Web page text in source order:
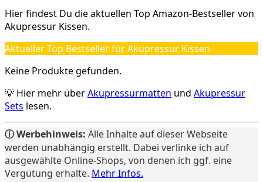
Hier findest Du die aktuellen Top Amazon-Bestseller von
Akupressur Kissen.
Aktueller Top Bestseller für Akupressur Kissen
Keine Produkte gefunden.
💡 Hier mehr überAkupressurmatten und Akupressur
Sets lesen.
ⓘ Werbehinweis: Alle Inhalte auf dieser Webseite
werden unabhängig erstellt. Dabei verlinke ich auf
ausgewählte Online-Shops, von denen ich ggf. eine
Vergütung erhalte. Mehr Infos.